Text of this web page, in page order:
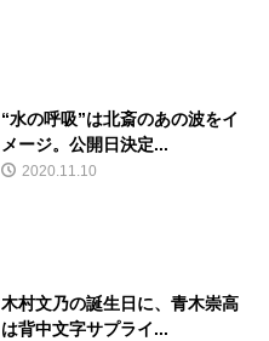
“水の呼吸”は北斎のあの波をイ
メージ。公開日決定...
2020.11.10
木村文乃の誕生日に、青木崇高
は背中文字サプライ...